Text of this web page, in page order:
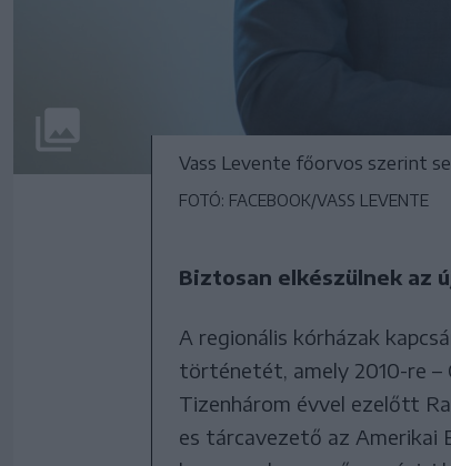
Vass Levente főorvos szerint
FOTÓ: FACEBOOK/VASS LEVENTE
Biztosan elkészülnek az
A regionális kórházak
történetét, amely 2010-re –
Tizenhárom évvel ezelőtt
es tárcavezető az